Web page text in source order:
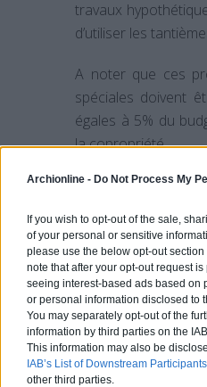
Archionline - Do Not Process My
If you wish to opt-out of the sale,
of your personal or sensitive
please use the below opt-out
note that after your opt-out request
seeing interest-based ads based on
or personal information disclosed to
You may separately opt-out of the
information by third parties on the
This information may also be
IAB’s List of Downstream Participants
other third parties.
travaux
d’utiliser les
A noter que ces
spéciales doivent
égales à 5% du
la copropriété.
Comment
vous
dans la
travaux
L’une des
copropriétéest de